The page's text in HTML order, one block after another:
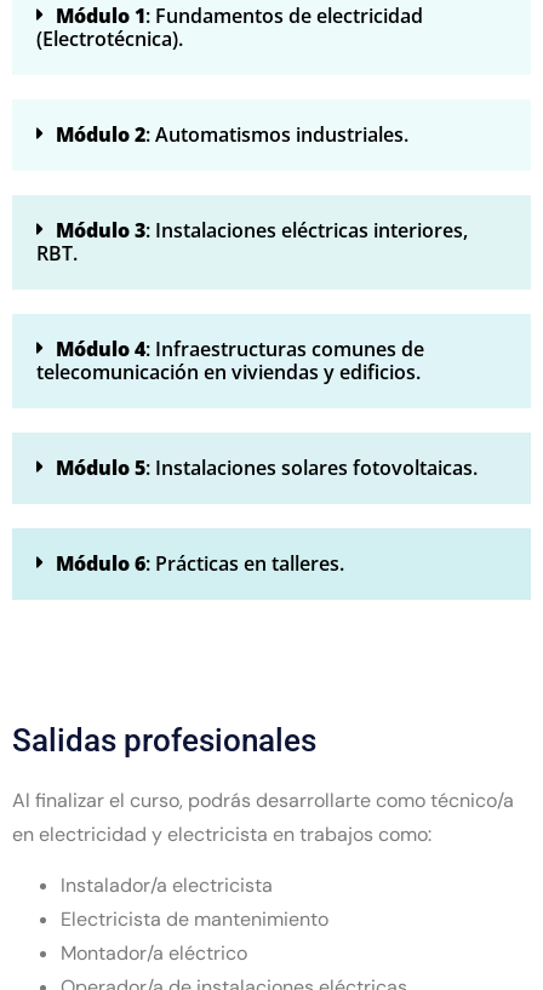
Módulo 1: Fundamentos de electricidad
(Electrotécnica).
Módulo 2: Automatismos industriales.
Módulo 3: Instalaciones eléctricas interiores,
RBT.
Módulo 4: Infraestructuras comunes de
telecomunicación en viviendas y edificios.
Módulo 5: Instalaciones solares fotovoltaicas.
Módulo 6: Prácticas en talleres.
Salidas profesionales
Al finalizar el curso, podrás desarrollarte como técnico/a
en electricidad y electricista en trabajos como:
Instalador/a electricista
Electricista de mantenimiento
Montador/a eléctrico